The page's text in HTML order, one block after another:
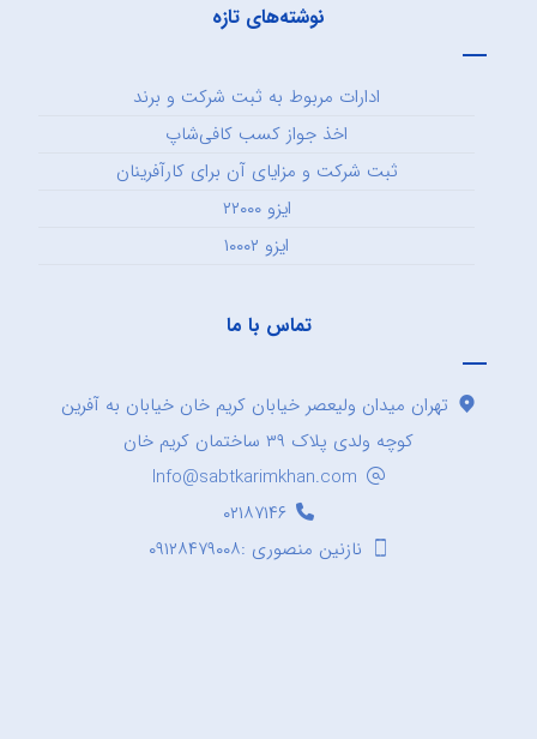
نوشته‌های تازه
ادارات مربوط به ثبت شرکت و برند
اخذ جواز کسب کافی‌شاپ
ثبت شرکت و مزایای آن برای کارآفرینان
ایزو ۲۲۰۰۰
ایزو ۱۰۰۰۲
تماس با ما
تهران میدان ولیعصر خیابان کریم خان خیابان به آفرین
کوچه ولدی پلاک ۳۹ ساختمان کریم خان
Info@sabtkarimkhan.com
۰۲۱۸۷۱۴۶
نازنین منصوری :۰۹۱۲۸۴۷۹۰۰۸